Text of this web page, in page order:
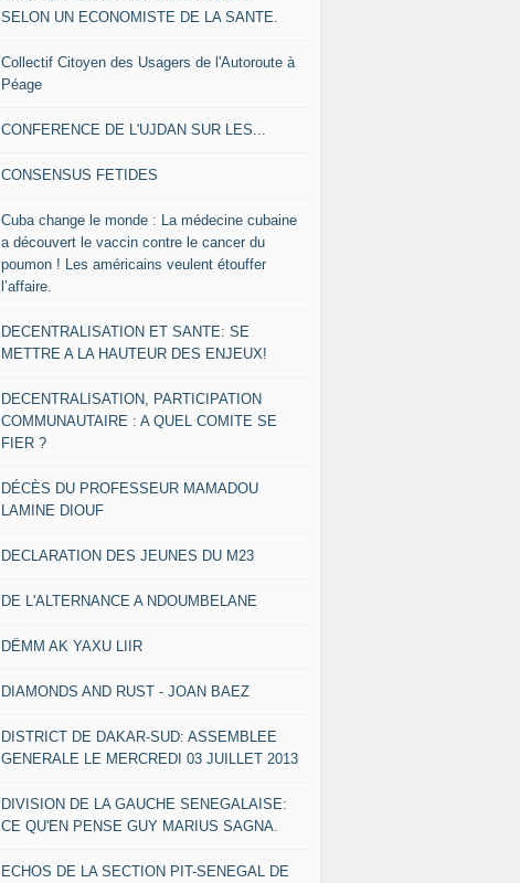
SELON UN ECONOMISTE DE LA SANTE.
Collectif Citoyen des Usagers de l'Autoroute à
Péage
CONFERENCE DE L'UJDAN SUR LES...
CONSENSUS FETIDES
Cuba change le monde : La médecine cubaine
a découvert le vaccin contre le cancer du
poumon ! Les américains veulent étouffer
l’affaire.
DECENTRALISATION ET SANTE: SE
METTRE A LA HAUTEUR DES ENJEUX!
DECENTRALISATION, PARTICIPATION
COMMUNAUTAIRE : A QUEL COMITE SE
FIER ?
DÉCÈS DU PROFESSEUR MAMADOU
LAMINE DIOUF
DECLARATION DES JEUNES DU M23
DE L'ALTERNANCE A NDOUMBELANE
DËMM AK YAXU LIIR
DIAMONDS AND RUST - JOAN BAEZ
DISTRICT DE DAKAR-SUD: ASSEMBLEE
GENERALE LE MERCREDI 03 JUILLET 2013
DIVISION DE LA GAUCHE SENEGALAISE:
CE QU'EN PENSE GUY MARIUS SAGNA.
ECHOS DE LA SECTION PIT-SENEGAL DE